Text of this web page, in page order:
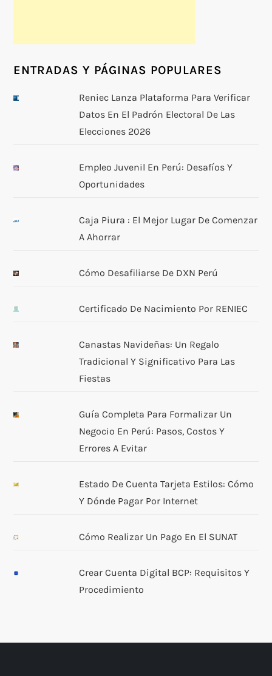
ENTRADAS Y PÁGINAS POPULARES
Reniec Lanza Plataforma Para Verificar
Datos En El Padrón Electoral De Las
Elecciones 2026
Empleo Juvenil En Perú: Desafíos Y
Oportunidades
Caja Piura : El Mejor Lugar De Comenzar
A Ahorrar
Cómo Desafiliarse De DXN Perú
Certificado De Nacimiento Por RENIEC
Canastas Navideñas: Un Regalo
Tradicional Y Significativo Para Las
Fiestas
Guía Completa Para Formalizar Un
Negocio En Perú: Pasos, Costos Y
Errores A Evitar
Estado De Cuenta Tarjeta Estilos: Cómo
Y Dónde Pagar Por Internet
Cómo Realizar Un Pago En El SUNAT
Crear Cuenta Digital BCP: Requisitos Y
Procedimiento